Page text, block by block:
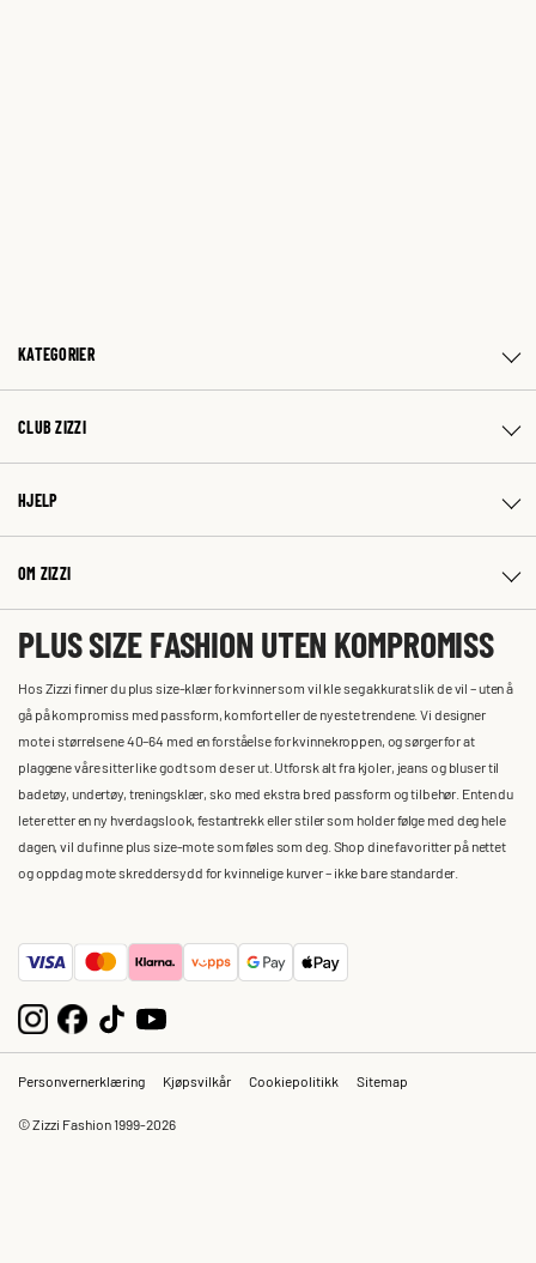
KATEGORIER
CLUB ZIZZI
HJELP
OM ZIZZI
PLUS SIZE FASHION UTEN KOMPROMISS
Hos Zizzi finner du plus size-klær for kvinner som vil kle seg akkurat slik de vil – uten å
gå på kompromiss med passform, komfort eller de nyeste trendene. Vi designer
mote i størrelsene 40–64 med en forståelse for kvinnekroppen, og sørger for at
plaggene våre sitter like godt som de ser ut. Utforsk alt fra kjoler, jeans og bluser til
badetøy, undertøy, treningsklær, sko med ekstra bred passform og tilbehør. Enten du
leter etter en ny hverdagslook, festantrekk eller stiler som holder følge med deg hele
dagen, vil du finne plus size-mote som føles som deg. Shop dine favoritter på nettet
og oppdag mote skreddersydd for kvinnelige kurver – ikke bare standarder.
Personvernerklæring Kjøpsvilkår Cookiepolitikk Sitemap
© Zizzi Fashion 1999-2026